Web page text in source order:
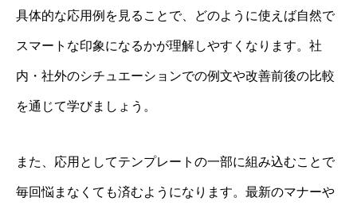
具体的な応用例を見ることで、どのように使えば自然で
スマートな印象になるかが理解しやすくなります。社
内・社外のシチュエーションでの例文や改善前後の比較
を通じて学びましょう。
また、応用としてテンプレートの一部に組み込むことで
毎回悩まなくても済むようになります。最新のマナーや